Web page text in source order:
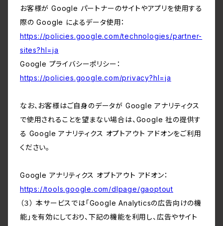
お客様が Google パートナーのサイトやアプリを使用する
際の Google によるデータ使用：
https://policies.google.com/technologies/partner-
sites?hl=ja
Google プライバシーポリシー：
https://policies.google.com/privacy?hl=ja
なお、お客様はご自身のデータが Google アナリティクス
で使用されることを望まない場合は、Google 社の提供す
る Google アナリティクス オプトアウト アドオンをご利用
ください。
Google アナリティクス オプトアウト アドオン：
https://tools.google.com/dlpage/gaoptout
（３） 本サービスでは「Google Analyticsの広告向けの機
能」を有効にしており、下記の機能を利用し、広告やサイト